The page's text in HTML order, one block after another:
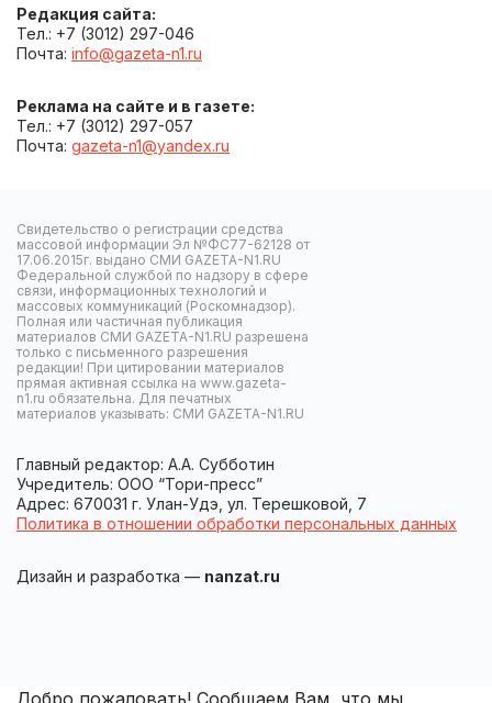
Редакция сайта:
Тел.: +7 (3012) 297-046
Почта: info@gazeta-n1.ru
Реклама на сайте и в газете:
Тел.: +7 (3012) 297-057
Почта: gazeta-n1@yandex.ru
Свидетельство о регистрации средства
массовой информации Эл №ФС77-62128 от
17.06.2015г. выдано СМИ GAZETA-N1.RU
Федеральной службой по надзору в сфере
связи, информационных технологий и
массовых коммуникаций (Роскомнадзор).
Полная или частичная публикация
материалов СМИ GAZETA-N1.RU разрешена
только с письменного разрешения
редакции! При цитировании материалов
прямая активная ссылка на www.gazeta-
n1.ru обязательна. Для печатных
материалов указывать: СМИ GAZETA-N1.RU
Главный редактор: А.А. Субботин
Учредитель: ООО “Тори-пресс”
Адрес: 670031 г. Улан-Удэ, ул. Терешковой, 7
Политика в отношении обработки персональных данных
Дизайн и разработка — nanzat.ru
Добро пожаловать! Сообщаем Вам, что мы